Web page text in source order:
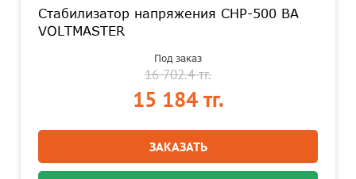
Стабилизатор напряжения СНР-500 ВА
VOLTMASTER
Под заказ
16 702.4 тг.
15 184 тг.
ЗАКАЗАТЬ